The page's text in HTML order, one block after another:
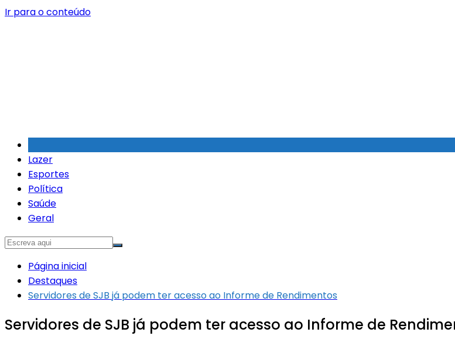
Ir para o conteúdo
Lazer
Esportes
Política
Saúde
Geral
Página inicial
Destaques
Servidores de SJB já podem ter acesso ao Informe de Rendimentos
Servidores de SJB já podem ter acesso ao Informe de